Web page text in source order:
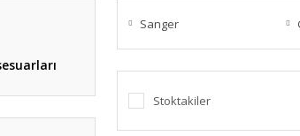
Sanger
Stoktakiler